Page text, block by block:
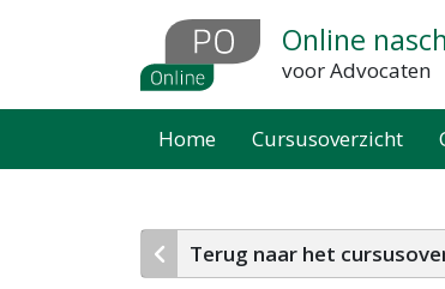
inhoud
Online
voor Advocaten
Home Cursusoverzicht
Terug naar het